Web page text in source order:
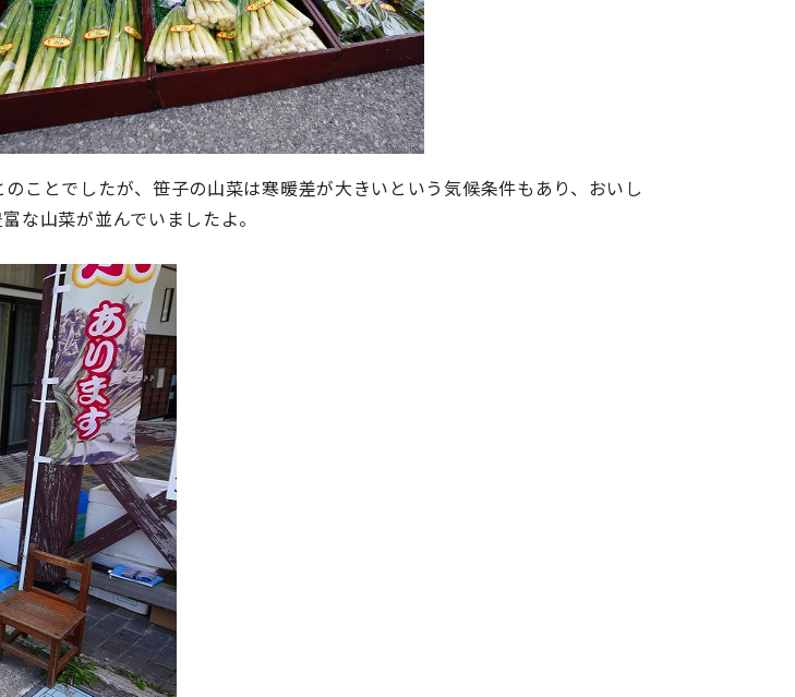
ことでしたが、笹子の山菜は寒暖差が大きいという気候条件もあり、おいし
な山菜が並んでいましたよ。